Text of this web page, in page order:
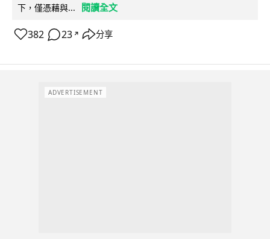
下，僅憑藉與...
閱讀全文
382 23 ↗ 分享
ADVERTISEMENT